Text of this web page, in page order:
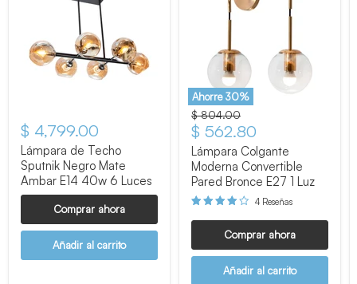
$ 4,799.00
Lámpara de Techo
Sputnik Negro Mate
Ambar E14 40w 6 Luces
Comprar ahora
Añadir al carrito
Ahorre30%
Precio original
$ 804.00
Precio actual
$ 562.80
Lámpara Colgante
Moderna Convertible
Pared Bronce E27 1 Luz
4 Reseñas
Comprar ahora
Añadir al carrito